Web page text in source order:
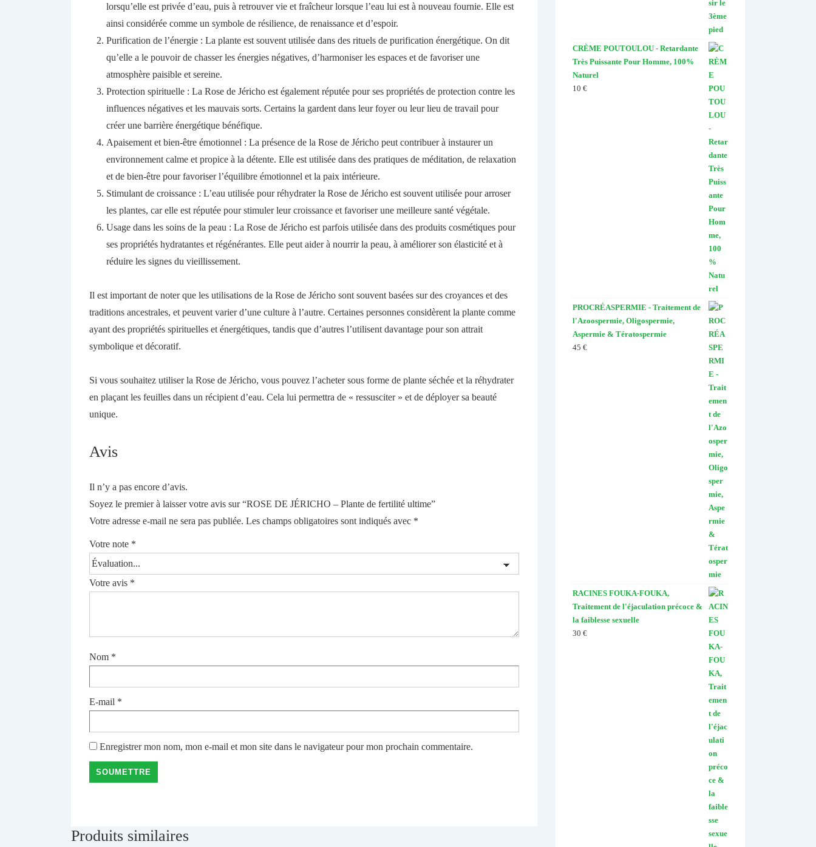
lorsqu’elle est privée d’eau, puis à retrouver vie et fraîcheur lorsque l’eau lui est à nouveau fournie. Elle est
ainsi considérée comme un symbole de résilience, de renaissance et d’espoir.
Purification de l’énergie : La plante est souvent utilisée dans des rituels de purification énergétique. On dit
qu’elle a le pouvoir de chasser les énergies négatives, d’harmoniser les espaces et de favoriser une
atmosphère paisible et sereine.
Protection spirituelle : La Rose de Jéricho est également réputée pour ses propriétés de protection contre les
influences négatives et les mauvais sorts. Certains la gardent dans leur foyer ou leur lieu de travail pour
créer une barrière énergétique bénéfique.
Apaisement et bien-être émotionnel : La présence de la Rose de Jéricho peut contribuer à instaurer un
environnement calme et propice à la détente. Elle est utilisée dans des pratiques de méditation, de relaxation
et de bien-être pour favoriser l’équilibre émotionnel et la paix intérieure.
Stimulant de croissance : L’eau utilisée pour réhydrater la Rose de Jéricho est souvent utilisée pour arroser
les plantes, car elle est réputée pour stimuler leur croissance et favoriser une meilleure santé végétale.
Usage dans les soins de la peau : La Rose de Jéricho est parfois utilisée dans des produits cosmétiques pour
ses propriétés hydratantes et régénérantes. Elle peut aider à nourrir la peau, à améliorer son élasticité et à
réduire les signes du vieillissement.
Il est important de noter que les utilisations de la Rose de Jéricho sont souvent basées sur des croyances et des
traditions ancestrales, et peuvent varier d’une culture à l’autre. Certaines personnes considèrent la plante comme
ayant des propriétés spirituelles et énergétiques, tandis que d’autres l’utilisent davantage pour son attrait
symbolique et décoratif.
Si vous souhaitez utiliser la Rose de Jéricho, vous pouvez l’acheter sous forme de plante séchée et la réhydrater
en plaçant les feuilles dans un récipient d’eau. Cela lui permettra de « ressusciter » et de déployer sa beauté
unique.
Avis
Il n’y a pas encore d’avis.
Soyez le premier à laisser votre avis sur “ROSE DE JÉRICHO – Plante de fertilité ultime”
Votre adresse e-mail ne sera pas publiée. Les champs obligatoires sont indiqués avec *
Votre note *
Votre avis *
Nom *
E-mail *
Enregistrer mon nom, mon e-mail et mon site dans le navigateur pour mon prochain commentaire.
Produits similaires
CRÈME POUTOULOU - Retardante
Très Puissante Pour Homme, 100%
Naturel
10 €
PROCRÉASPERMIE - Traitement de
l'Azoospermie, Oligospermie,
Aspermie & Tératospermie
45 €
RACINES FOUKA-FOUKA,
Traitement de l'éjaculation précoce &
la faiblesse sexuelle
30 €